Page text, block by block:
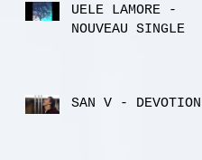
UELE LAMORE -
NOUVEAU SINGLE
SAN V - DEVOTION